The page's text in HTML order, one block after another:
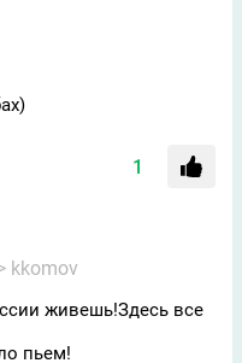
1
kkomov
живешь!Здесь все
пьем!